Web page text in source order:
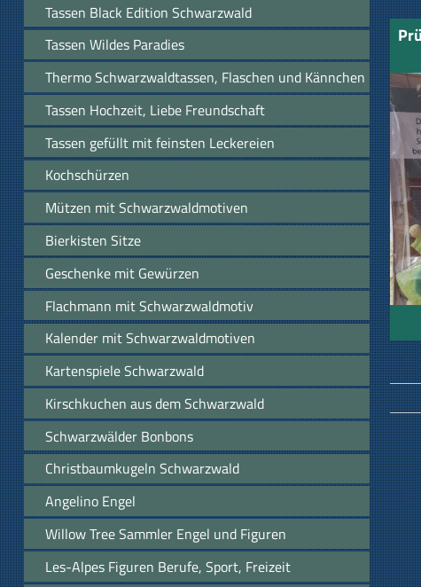
Tassen Black Edition Schwarzwald
Tassen Wildes Paradies
Thermo Schwarzwaldtassen, Flaschen und Kännchen
Tassen Hochzeit, Liebe Freundschaft
Tassen gefüllt mit feinsten Leckereien
Kochschürzen
Mützen mit Schwarzwaldmotiven
Bierkisten Sitze
Geschenke mit Gewürzen
Flachmann mit Schwarzwaldmotiv
Kalender mit Schwarzwaldmotiven
Kartenspiele Schwarzwald
Kirschkuchen aus dem Schwarzwald
Schwarzwälder Bonbons
Christbaumkugeln Schwarzwald
Angelino Engel
Willow Tree Sammler Engel und Figuren
Les-Alpes Figuren Berufe, Sport, Freizeit